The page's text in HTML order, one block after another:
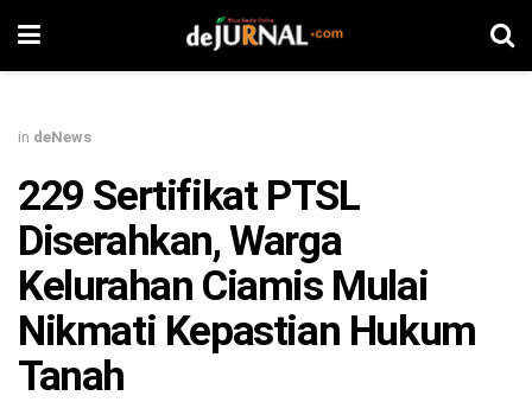
in deNews
229 Sertifikat PTSL
Diserahkan, Warga
Kelurahan Ciamis Mulai
Nikmati Kepastian Hukum
Tanah